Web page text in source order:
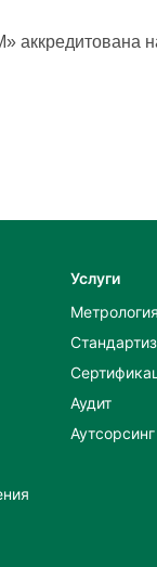
Услуги
Метрология
Аудит
Аутсорсинг